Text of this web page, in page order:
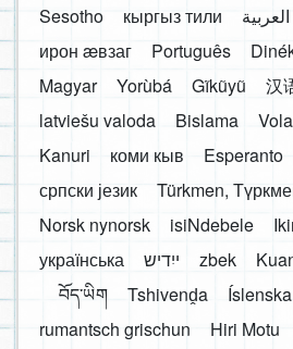
Sesotho
кыргыз тили العربية
ирон æвзаг
Português
Magyar
Yorùbá Gĩkũyũ 汉
latviešu valoda
Bislama
Kanuri
коми кыв Esperanto
српски језик
Türkmen,
Norsk nynorsk
isiNdebele
українська
ייִדיש zbek
བོད་ཡིག
Tshivenḓa Íslenska
rumantsch grischun
Hiri Motu